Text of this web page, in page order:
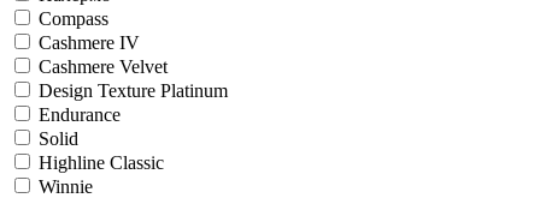
Compass
Cashmere IV
Cashmere Velvet
Design Texture Platinum
Endurance
Solid
Highline Classic
Winnie